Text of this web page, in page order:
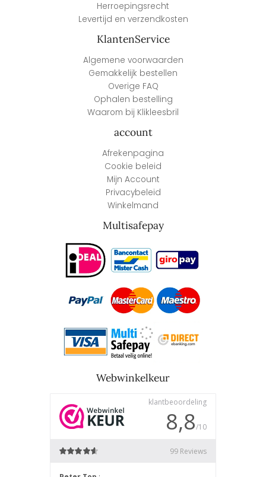
Herroepingsrecht
Levertijd en verzendkosten
KlantenService
Algemene voorwaarden
Gemakkelijk bestellen
Overige FAQ
Ophalen bestelling
Waarom bij Klikleesbril
account
Afrekenpagina
Cookie beleid
Mijn Account
Privacybeleid
Winkelmand
Multisafepay
Webwinkelkeur